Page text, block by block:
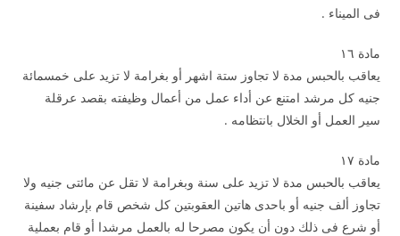
فى الميناء .
مادة ۱٦
يعاقب بالحبس مدة لا تجاوز ستة اشهر أو بغرامة لا تزيد على خمسمائة
جنيه كل مرشد امتنع عن أداء عمل من أعمال وظيفته بقصد عرقلة
سير العمل أو الخلال بانتظامه .
مادة ۱۷
يعاقب بالحبس مدة لا تزيد على سنة وبغرامة لا تقل عن مائتى جنيه ولا
تجاوز ألف جنيه أو باحدى هاتين العقوبتين كل شخص قام بإرشاد سفينة
أو شرع فى ذلك دون أن يكون مصرحا له بالعمل مرشدا أو قام بعملية